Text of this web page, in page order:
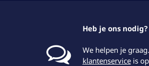
Heb je ons nodig?
We helpen je graag.
klantenserviceis op